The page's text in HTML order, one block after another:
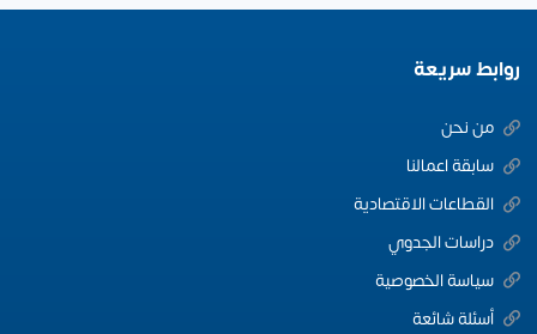
روابط سريعة
من نحن
سابقة اعمالنا
القطاعات الاقتصادية
دراسات الجدوي
سياسة الخصوصية
أسئلة شائعة